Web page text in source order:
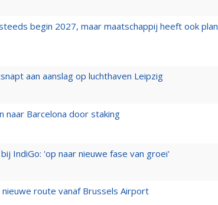
begin 2027, maar maatschappij heeft ook plan
aan aanslag op luchthaven Leipzig
naar Barcelona door staking
IndiGo: 'op naar nieuwe fase van groei'
route vanaf Brussels Airport